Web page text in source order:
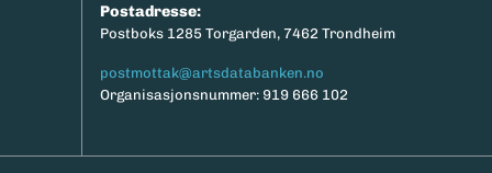
Postadresse:
Postboks 1285 Torgarden, 7462 Trondheim
postmottak@artsdatabanken.no
Organisasjonsnummer: 919 666 102